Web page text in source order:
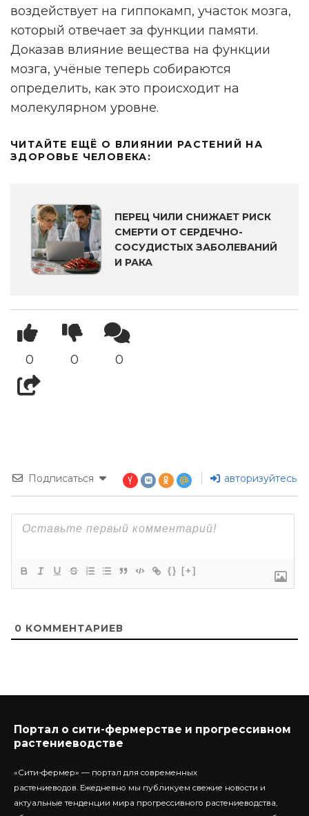
воздействует на гиппокамп, участок мозга,
который отвечает за функции памяти.
Доказав влияние вещества на функции
мозга, учёные теперь собираются
определить, как это происходит на
молекулярном уровне.
ЧИТАЙТЕ ЕЩЁ О ВЛИЯНИИ РАСТЕНИЙ НА
ЗДОРОВЬЕ ЧЕЛОВЕКА:
ПЕРЕЦ ЧИЛИ СНИЖАЕТ РИСК
СМЕРТИ ОТ СЕРДЕЧНО-
СОСУДИСТЫХ ЗАБОЛЕВАНИЙ
И РАКА
0 0 0
Подписаться авторизуйтесь
{} [+]
0 КОММЕНТАРИЕВ
Портал о сити-фермерстве и прогрессивном
растениеводстве
«Сити-фермер» — портал для современных
растениеводов. Ежедневно мы публикуем свежие новости и
актуальные тенденции мира прогрессивного растениеводства,